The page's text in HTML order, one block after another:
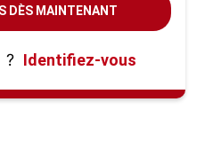
DÈS MAINTENANT
? Identifiez-vous